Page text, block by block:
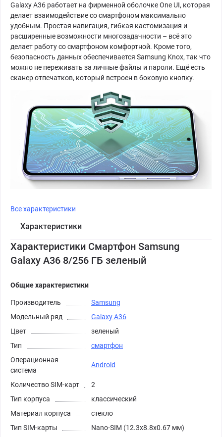
Galaxy A36 работает на фирменной оболочке One UI, которая
делает взаимодействие со смартфоном максимально
удобным. Простая навигация, гибкая кастомизация и
расширенные возможности многозадачности – всё это
делает работу со смартфоном комфортной. Кроме того,
безопасность данных обеспечивается Samsung Knox, так что
можно не переживать за личные файлы и пароли. Ещё есть
сканер отпечатков, который встроен в боковую кнопку.
Все характеристики
Характеристики
Характеристики Смартфон Samsung
Galaxy A36 8/256 ГБ зеленый
Общие характеристики
Производитель
Samsung
Модельный ряд
Galaxy A36
Цвет
зеленый
Тип
смартфон
Операционная
система
Android
Количество SIM-карт
2
Тип корпуса
классический
Материал корпуса
стекло
Тип SIM-карты
Nano-SIM (12.3x8.8x0.67 мм)